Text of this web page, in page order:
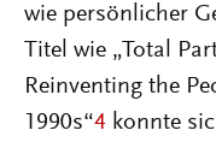
wie persönlicher
Titel wie „Total
Reinventing the
1990s“4 konnte